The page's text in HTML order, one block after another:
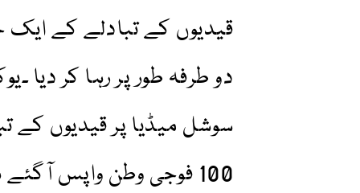
دو طرفہ طور پر رہا کر دیا
سوشل میڈیا پر قیدیوں کے